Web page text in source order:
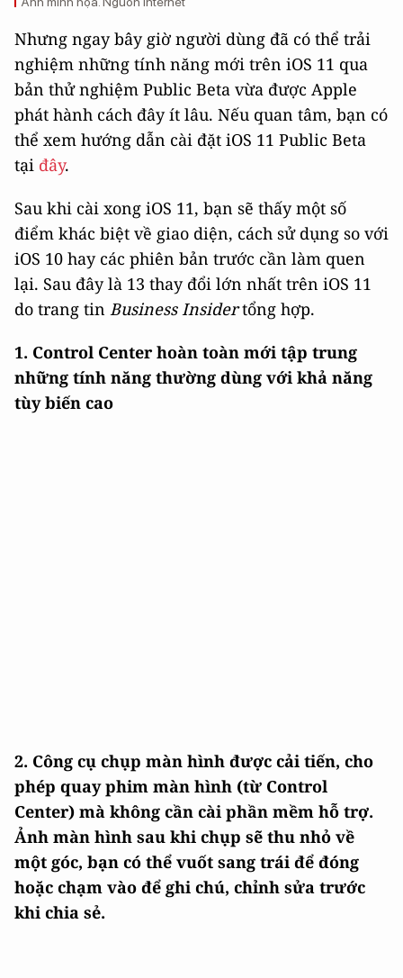
Nhưng ngay bây giờ người dùng đã có thể trải
nghiệm những tính năng mới trên iOS 11 qua
bản thử nghiệm Public Beta vừa được Apple
phát hành cách đây ít lâu. Nếu quan tâm, bạn có
thể xem hướng dẫn cài đặt iOS 11 Public Beta
tại đây.
Sau khi cài xong iOS 11, bạn sẽ thấy một số
điểm khác biệt về giao diện, cách sử dụng so với
iOS 10 hay các phiên bản trước cần làm quen
lại. Sau đây là 13 thay đổi lớn nhất trên iOS 11
do trang tin Business Insidertổng hợp.
1. Control Center hoàn toàn mới tập trung
những tính năng thường dùng với khả năng
tùy biến cao
2. Công cụ chụp màn hình được cải tiến, cho
phép quay phim màn hình (từ Control
Center) mà không cần cài phần mềm hỗ trợ.
Ảnh màn hình sau khi chụp sẽ thu nhỏ về
một góc, bạn có thể vuốt sang trái để đóng
hoặc chạm vào để ghi chú, chỉnh sửa trước
khi chia sẻ.